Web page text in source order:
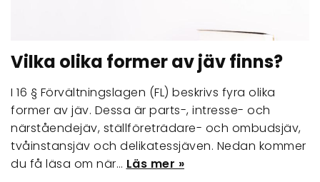
Vilka olika former av jäv finns?
I 16 § Förvältningslagen (FL) beskrivs fyra olika
former av jäv. Dessa är parts-, intresse- och
närståendejäv, ställföreträdare- och ombudsjäv,
tvåinstansjäv och delikatessjäven. Nedan kommer
du få läsa om när… Läs mer »